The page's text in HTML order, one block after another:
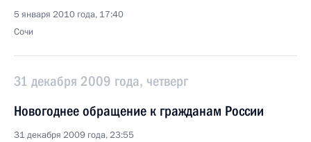
5 января 2010 года, 17:40
Сочи
31 декабря 2009 года, четверг
Новогоднее обращение к гражданам России
31 декабря 2009 года, 23:55